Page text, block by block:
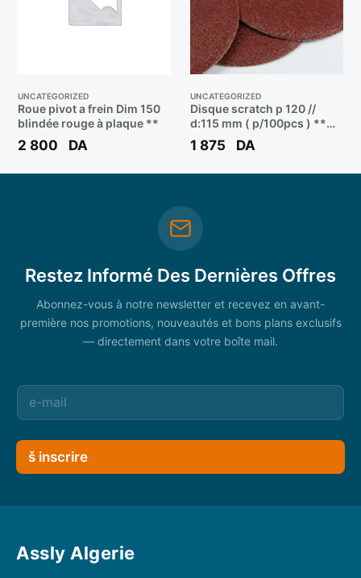
UNCATEGORIZED
Roue pivot a frein Dim 150
blindée rouge à plaque **
2 800 DA
UNCATEGORIZED
Disque scratch p 120 //
d:115 mm ( p/100pcs ) **
ETOIL / SALI
1 875 DA
Restez Informé Des Dernières Offres
Abonnez-vous à notre newsletter et recevez en avant-
première nos promotions, nouveautés et bons plans exclusifs
— directement dans votre boîte mail.
š inscrire
Assly Algerie